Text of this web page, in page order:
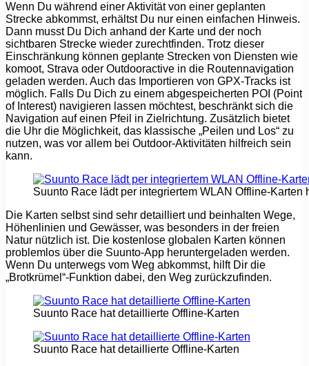
Wenn Du während einer Aktivität von einer geplanten
Strecke abkommst, erhältst Du nur einen einfachen Hinweis.
Dann musst Du Dich anhand der Karte und der noch
sichtbaren Strecke wieder zurechtfinden. Trotz dieser
Einschränkung können geplante Strecken von Diensten wie
komoot, Strava oder Outdooractive in die Routennavigation
geladen werden. Auch das Importieren von GPX-Tracks ist
möglich. Falls Du Dich zu einem abgespeicherten POI (Point
of Interest) navigieren lassen möchtest, beschränkt sich die
Navigation auf einen Pfeil in Zielrichtung. Zusätzlich bietet
die Uhr die Möglichkeit, das klassische „Peilen und Los“ zu
nutzen, was vor allem bei Outdoor-Aktivitäten hilfreich sein
kann.
Suunto Race lädt per integriertem WLAN Offline-Karten
Die Karten selbst sind sehr detailliert und beinhalten Wege,
Höhenlinien und Gewässer, was besonders in der freien
Natur nützlich ist. Die kostenlose globalen Karten können
problemlos über die Suunto-App heruntergeladen werden.
Wenn Du unterwegs vom Weg abkommst, hilft Dir die
„Brotkrümel“-Funktion dabei, den Weg zurückzufinden.
Suunto Race hat detaillierte Offline-Karten
Suunto Race hat detaillierte Offline-Karten